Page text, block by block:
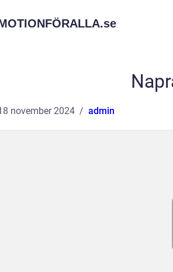
se
november 2024 admin